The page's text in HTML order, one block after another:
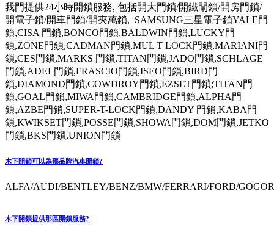
我門提供24小時開鎖服務, 包括開大門鎖/開鐵閘鎖/開房門鎖/
開電子鎖/開車門鎖/開夾萬鎖, SAMSUNG三星電子鎖YALE門
鎖,CISA 門鎖,BONCO門鎖,BALDWIN門鎖,LUCKY門
鎖,ZONE門鎖,CADMAN門鎖,MUL T LOCK門鎖,MARIANI門
鎖,CES門鎖,MARKS 門鎖,TITAN門鎖,JADO門鎖,SCHLAGE
門鎖,ADEL門鎖,FRASCIO門鎖,ISEO門鎖,BIRD門
鎖,DIAMOND門鎖,COWDROY門鎖,EZSET門鎖;TITAN門
鎖,GOAL門鎖,MIWA門鎖,CAMBRIDGE門鎖,ALPHA門
鎖,AZBE門鎖,SUPER-T-LOCK門鎖,DANDY 門鎖,KABA門
鎖,KWIKSET門鎖,POSSE門鎖,SHOWA門鎖,DOM門鎖,JETKO
門鎖,BKS門鎖,UNION門鎖
木下開鎖可以為那品牌汽車開鎖?
ALFA/AUDI/BENTLEY/BENZ/BMW/FERRARI/FORD/
木下開鎖提供那區開鎖服務?